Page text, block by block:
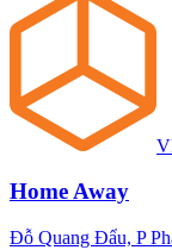
Home Away
Đỗ Quang Đẩu, P